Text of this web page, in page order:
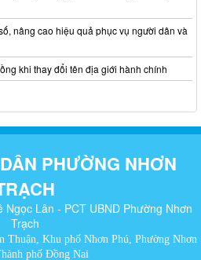
nâng cao hiệu quả phục vụ người dân và
khi thay đổi tên địa giới hành chính
PHƯỜNG NHƠN
Lân - PCT UBND Phường Nhơn
Trạch
Thuận, Khu phố Nhơn Phú, Phường Nhơn
phố Đồng Nai